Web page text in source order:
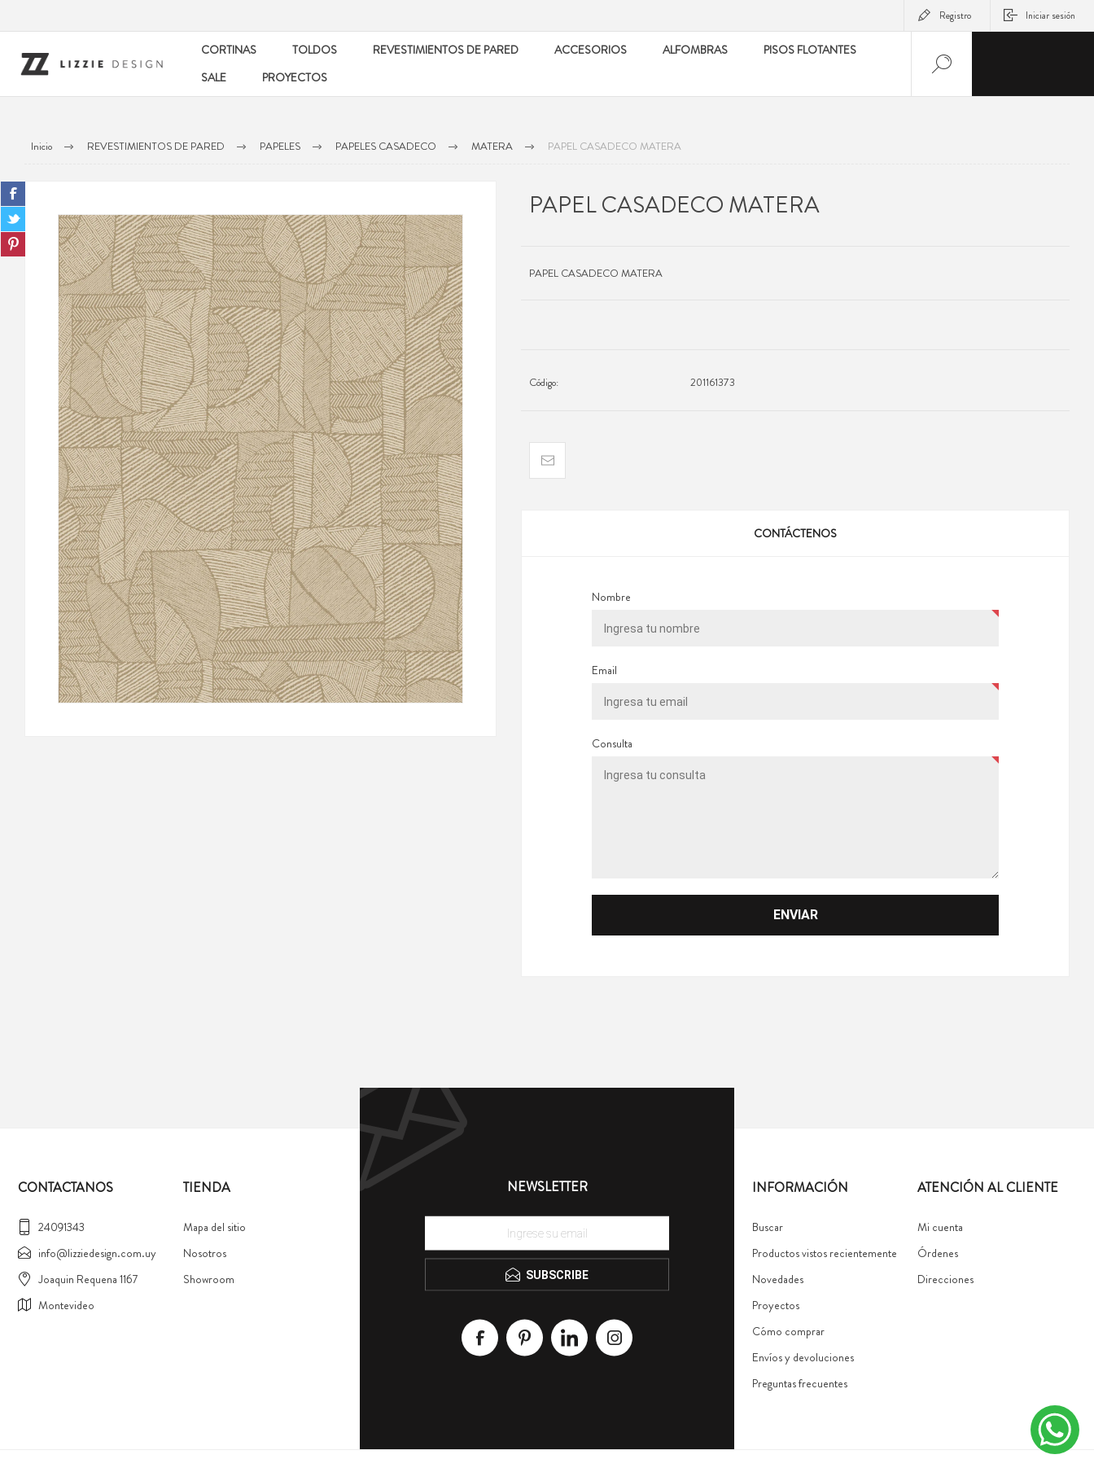
Registro Iniciar sesión
CORTINAS TOLDOS REVESTIMIENTOS DE PARED ACCESORIOS ALFOMBRAS
PISOS FLOTANTES
SALE
PROYECTOS
Inicio REVESTIMIENTOS DE PARED PAPELES PAPELES CASADECO MATERA PAPEL CASADECO MATERA
PAPEL CASADECO MATERA
PAPEL CASADECO MATERA
Código: 201161373
CONTÁCTENOS
Nombre
Email
Consulta
NEWSLETTER
SUBSCRIBE
CONTACTANOS
24091343
info@lizziedesign.com.uy
Joaquin Requena 1167
Montevideo
TIENDA
Mapa del sitio
Nosotros
Showroom
INFORMACIÓN
Buscar
Productos vistos recientemente
Novedades
Proyectos
Cómo comprar
Envíos y devoluciones
Preguntas frecuentes
ATENCIÓN AL CLIENTE
Mi cuenta
Órdenes
Direcciones